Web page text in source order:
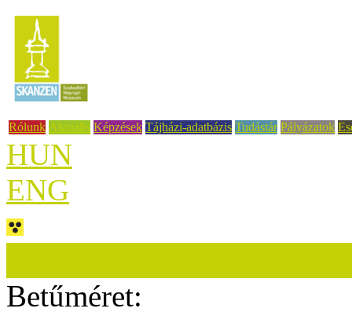
Rólunk Aktuális Képzések Tájházi-adatbázis Tudástár Pályázatok
HUN
ENG
Betűméret: